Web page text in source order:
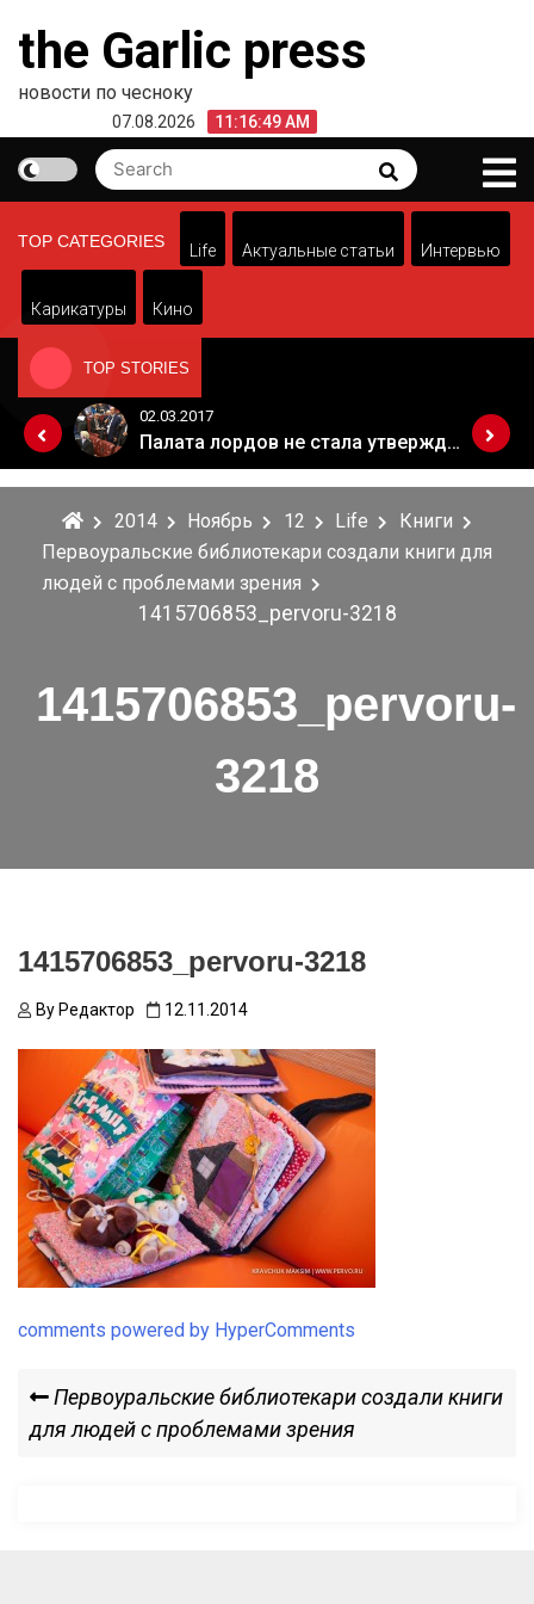
content
the Garlic press
новости по чесноку
07.08.2026 11:16:49 AM
Search
for:
Search
TOP CATEGORIES
Life Актуальные статьи Интервью
Карикатуры Кино
TOP STORIES
Когда Россия разрешит полеты в Грузию. Позиция Кремля
02.03.2017
Палата лордов не стала утверждать законопроект о "брексите"
2014 Ноябрь 12 Life
Книги
Первоуральские библиотекари создали книги для
людей с проблемами зрения
1415706853_pervoru-3218
1415706853_pervoru-
3218
1415706853_pervoru-3218
By Редактор 12.11.2014
comments powered by HyperComments
Навигация
по
Previous
Post
Первоуральские библиотекари создали книги
для людей с проблемами зрения